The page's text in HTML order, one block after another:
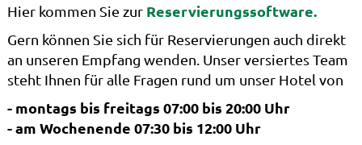
Hier kommen Sie zur Reservierungssoftware.
Gern können Sie sich für Reservierungen auch direkt
an unseren Empfang wenden. Unser versiertes Team
steht Ihnen für alle Fragen rund um unser Hotel von
- montags bis freitags 07:00 bis 20:00 Uhr
- am Wochenende 07:30 bis 12:00 Uhr